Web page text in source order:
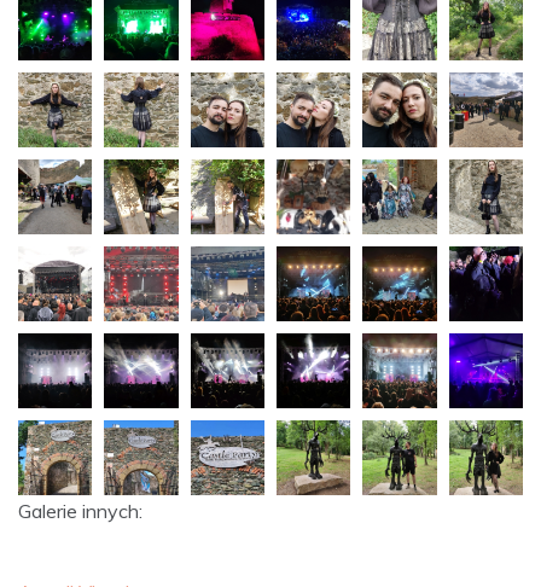
Galerie innych: